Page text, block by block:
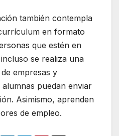
también contempla
en formato
que estén en
se realiza una
empresas y
puedan enviar
Asimismo, aprenden
de empleo.